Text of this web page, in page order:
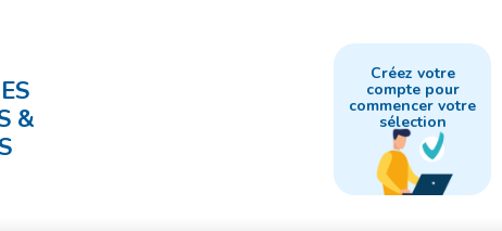
&
Créez votre
compte pour
commencer votre
sélection